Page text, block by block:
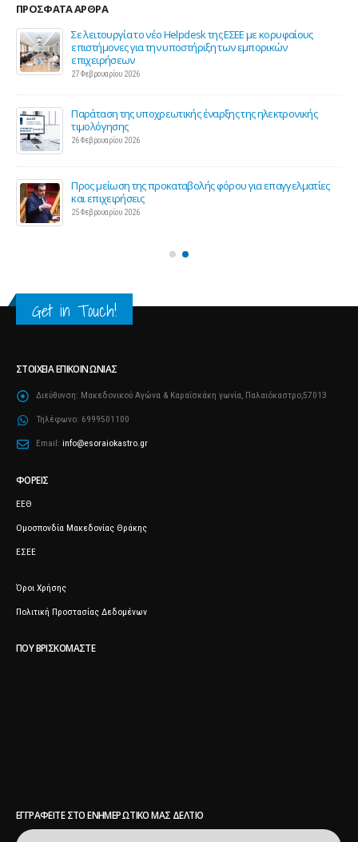
ΠΡΌΣΦΑΤΑ ΆΡΘΡΑ
Σε λειτουργία το νέο Helpdesk της ΕΣΕΕ με κορυφαίους
επιστήμονες για την υποστήριξη των εμπορικών
επιχειρήσεων
27 Φεβρουαρίου 2026
Παράταση της υποχρεωτικής έναρξης της ηλεκτρονικής
τιμολόγησης
26 Φεβρουαρίου 2026
Προς μείωση της προκαταβολής φόρου για επαγγελματίες
και επιχειρήσεις
25 Φεβρουαρίου 2026
Get in Touch!
ΣΤΟΙΧΕΊΑ ΕΠΙΚΟΙΝΩΝΊΑΣ
Διεύθυνση: Μακεδονικού Αγώνα & Καραΐσκάκη γωνία, Παλαιόκαστρο,57013
Τηλέφωνο: 6999501100
Email: info@esoraiokastro.gr
ΦΟΡΕΊΣ
ΕΕΘ
Ομοσπονδία Μακεδονίας Θράκης
ΕΣΕΕ
Όροι Χρήσης
Πολιτική Προστασίας Δεδομένων
ΠΟΥ ΒΡΙΣΚΌΜΑΣΤΕ
ΕΓΓΡΑΦΕΊΤΕ ΣΤΟ ΕΝΗΜΕΡΩΤΙΚΌ ΜΑΣ ΔΕΛΤΊΟ